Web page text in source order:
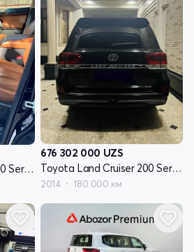
Toyota Land Cruiser 200 Series рестайлинг 2
676 302 000 UZS
Toyota Land Cruiser 200 Series рестайлинг I
2014 180 000 км